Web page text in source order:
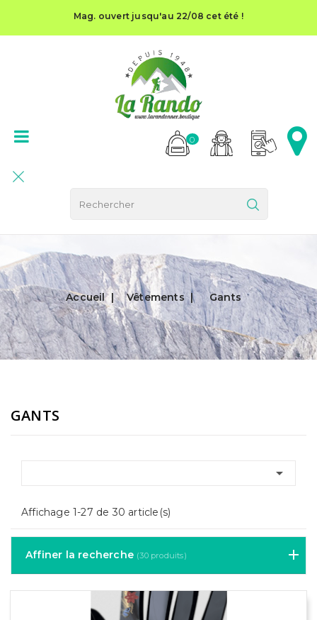
Mag. ouvert jusqu'au 22/08 cet été !
0
Accueil Vêtements Gants
GANTS

Affichage 1-27 de 30 article(s)
Affiner la recherche (30 produits)